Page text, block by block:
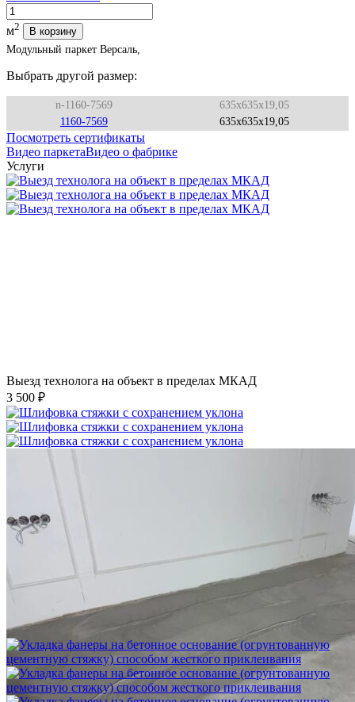
Количество
м2
В корзину
Модульный паркет Версаль,
Выбрать другой размер:
n-1160-7569
635x635x19,05
1160-7569
635x635x19,05
Посмотреть сертификаты
Видео паркетаВидео о фабрике
Услуги
Выезд технолога на объект в пределах МКАД
3 500 ₽
Шлифовка стяжки с сохранением уклона
1 500 ₽